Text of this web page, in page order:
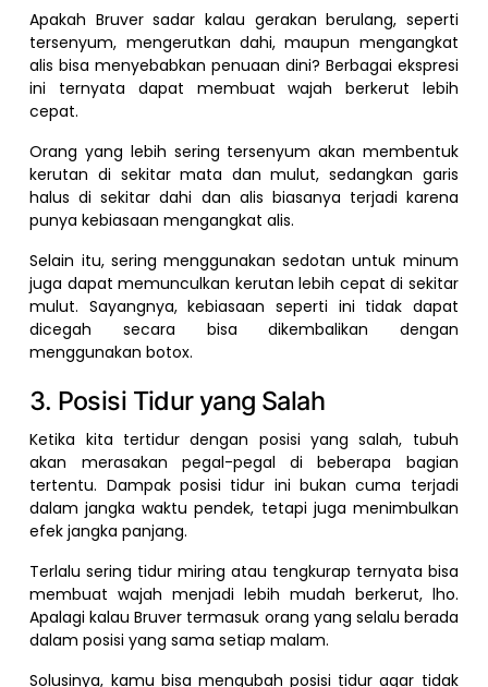
Apakah Bruver sadar kalau gerakan berulang, seperti
tersenyum, mengerutkan dahi, maupun mengangkat
alis bisa menyebabkan penuaan dini? Berbagai ekspresi
ini ternyata dapat membuat wajah berkerut lebih
cepat.
Orang yang lebih sering tersenyum akan membentuk
kerutan di sekitar mata dan mulut, sedangkan garis
halus di sekitar dahi dan alis biasanya terjadi karena
punya kebiasaan mengangkat alis.
Selain itu, sering menggunakan sedotan untuk minum
juga dapat memunculkan kerutan lebih cepat di sekitar
mulut. Sayangnya, kebiasaan seperti ini tidak dapat
dicegah secara bisa dikembalikan dengan
menggunakan botox.
3. Posisi Tidur yang Salah
Ketika kita tertidur dengan posisi yang salah, tubuh
akan merasakan pegal-pegal di beberapa bagian
tertentu. Dampak posisi tidur ini bukan cuma terjadi
dalam jangka waktu pendek, tetapi juga menimbulkan
efek jangka panjang.
Terlalu sering tidur miring atau tengkurap ternyata bisa
membuat wajah menjadi lebih mudah berkerut, lho.
Apalagi kalau Bruver termasuk orang yang selalu berada
dalam posisi yang sama setiap malam.
Solusinya, kamu bisa mengubah posisi tidur agar tidak